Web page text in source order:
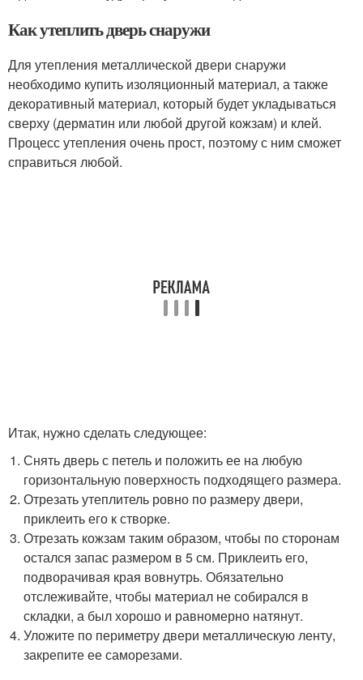
Как утеплить дверь снаружи
Для утепления металлической двери снаружи
необходимо купить изоляционный материал, а также
декоративный материал, который будет укладываться
сверху (дерматин или любой другой кожзам) и клей.
Процесс утепления очень прост, поэтому с ним сможет
справиться любой.
Итак, нужно сделать следующее:
Снять дверь с петель и положить ее на любую
горизонтальную поверхность подходящего размера.
Отрезать утеплитель ровно по размеру двери,
приклеить его к створке.
Отрезать кожзам таким образом, чтобы по сторонам
остался запас размером в 5 см. Приклеить его,
подворачивая края вовнутрь. Обязательно
отслеживайте, чтобы материал не собирался в
складки, а был хорошо и равномерно натянут.
Уложите по периметру двери металлическую ленту,
закрепите ее саморезами.